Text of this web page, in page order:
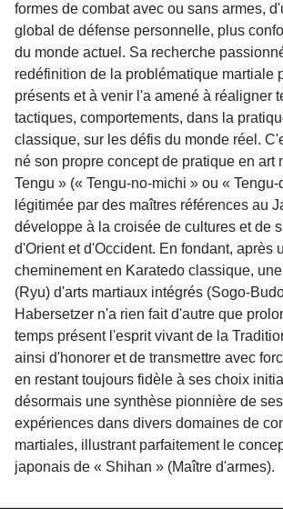
formes de combat avec ou sans armes,
global de défense personnelle, plus
du monde actuel. Sa recherche
redéfinition de la problématique martiale
présents et à venir l'a amené à réaligner
tactiques, comportements, dans la
classique, sur les défis du monde réel.
né son propre concept de pratique en art
Tengu » (« Tengu-no-michi » ou «
légitimée par des maîtres références au
développe à la croisée de cultures et de
d'Orient et d'Occident. En fondant, après
cheminement en Karatedo classique,
(Ryu) d'arts martiaux intégrés (Sogo-
Habersetzer n'a rien fait d'autre que
temps présent l'esprit vivant de la
ainsi d'honorer et de transmettre avec
en restant toujours fidèle à ses choix
désormais une synthèse pionnière de
expériences dans divers domaines de
martiales, illustrant parfaitement le
japonais de « Shihan » (Maître d'armes).